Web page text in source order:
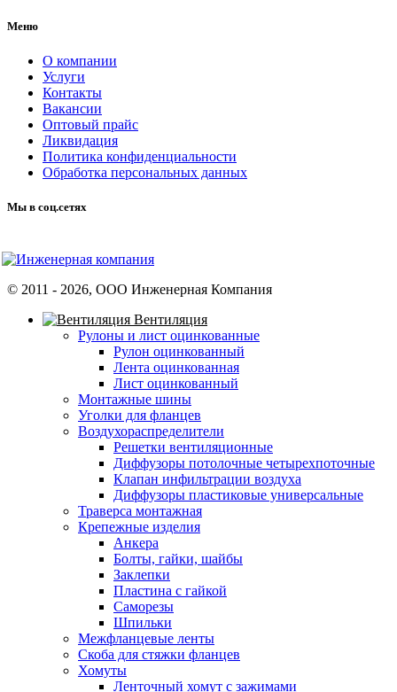
Меню
О компании
Услуги
Контакты
Вакансии
Оптовый прайс
Ликвидация
Политика конфиденциальности
Обработка персональных данных
Мы в соц.сетях
© 2011 - 2026, ООО Инженерная Компания
Вентиляция
Рулоны и лист оцинкованные
Рулон оцинкованный
Лента оцинкованная
Лист оцинкованный
Монтажные шины
Уголки для фланцев
Воздухораспределители
Решетки вентиляционные
Диффузоры потолочные четырехпоточные
Клапан инфильтрации воздуха
Диффузоры пластиковые универсальные
Траверса монтажная
Крепежные изделия
Анкера
Болты, гайки, шайбы
Заклепки
Пластина с гайкой
Саморезы
Шпильки
Межфланцевые ленты
Скоба для стяжки фланцев
Хомуты
Ленточный хомут с зажимами